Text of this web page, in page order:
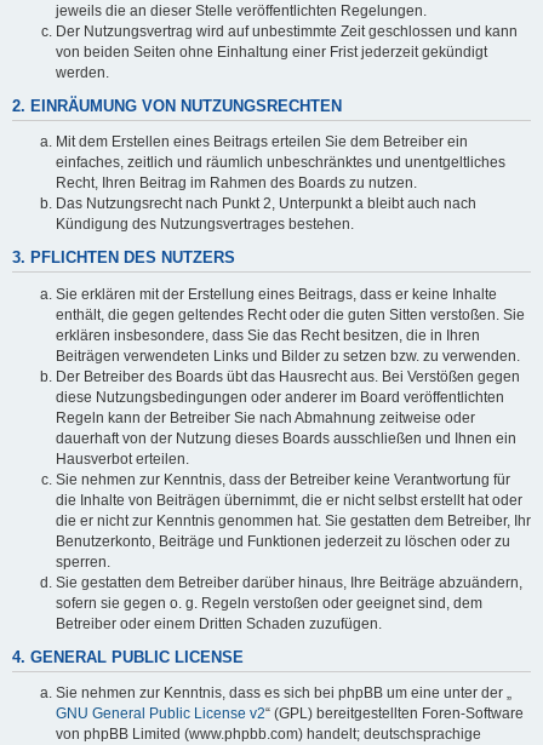
jeweils die an dieser Stelle veröffentlichten Regelungen.
Der Nutzungsvertrag wird auf unbestimmte Zeit geschlossen und kann
von beiden Seiten ohne Einhaltung einer Frist jederzeit gekündigt
werden.
2. EINRÄUMUNG VON NUTZUNGSRECHTEN
Mit dem Erstellen eines Beitrags erteilen Sie dem Betreiber ein
einfaches, zeitlich und räumlich unbeschränktes und unentgeltliches
Recht, Ihren Beitrag im Rahmen des Boards zu nutzen.
Das Nutzungsrecht nach Punkt 2, Unterpunkt a bleibt auch nach
Kündigung des Nutzungsvertrages bestehen.
3. PFLICHTEN DES NUTZERS
Sie erklären mit der Erstellung eines Beitrags, dass er keine Inhalte
enthält, die gegen geltendes Recht oder die guten Sitten verstoßen. Sie
erklären insbesondere, dass Sie das Recht besitzen, die in Ihren
Beiträgen verwendeten Links und Bilder zu setzen bzw. zu verwenden.
Der Betreiber des Boards übt das Hausrecht aus. Bei Verstößen gegen
diese Nutzungsbedingungen oder anderer im Board veröffentlichten
Regeln kann der Betreiber Sie nach Abmahnung zeitweise oder
dauerhaft von der Nutzung dieses Boards ausschließen und Ihnen ein
Hausverbot erteilen.
Sie nehmen zur Kenntnis, dass der Betreiber keine Verantwortung für
die Inhalte von Beiträgen übernimmt, die er nicht selbst erstellt hat oder
die er nicht zur Kenntnis genommen hat. Sie gestatten dem Betreiber, Ihr
Benutzerkonto, Beiträge und Funktionen jederzeit zu löschen oder zu
sperren.
Sie gestatten dem Betreiber darüber hinaus, Ihre Beiträge abzuändern,
sofern sie gegen o. g. Regeln verstoßen oder geeignet sind, dem
Betreiber oder einem Dritten Schaden zuzufügen.
4. GENERAL PUBLIC LICENSE
Sie nehmen zur Kenntnis, dass es sich bei phpBB um eine unter der „
GNU General Public License v2“ (GPL) bereitgestellten Foren-Software
von phpBB Limited (www.phpbb.com) handelt; deutschsprachige